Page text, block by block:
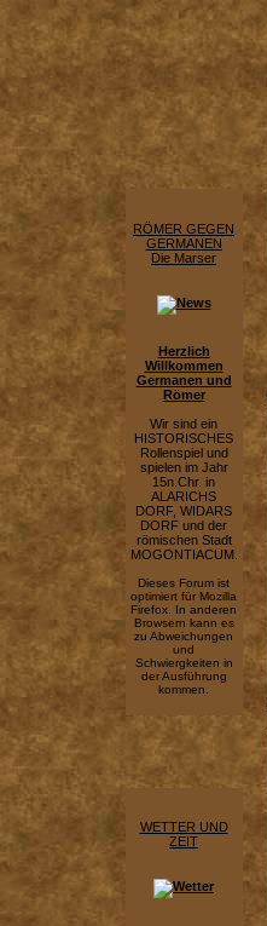
RÖMER GEGEN
GERMANEN
Die Marser
Herzlich
Willkommen
Germanen und
Römer
Wir sind ein
HISTORISCHES
Rollenspiel und
spielen im Jahr
15n.Chr. in
ALARICHS
DORF, WIDARS
DORF und der
römischen Stadt
MOGONTIACUM.
Dieses Forum ist
optimiert für Mozilla
Firefox. In anderen
Browsern kann es
zu Abweichungen
und
Schwiergkeiten in
der Ausführung
kommen.
WETTER UND
ZEIT